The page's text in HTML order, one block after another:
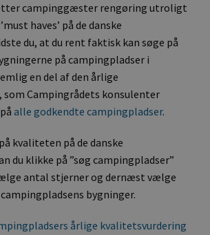
campinggæster rengøring utroligt
haves’ på de danske
du, at du rent faktisk kan søge på
på campingpladser i
en del af den årlige
, som Campingrådets konsulenter
alle godkendte campingpladser.
kvaliteten på de danske
du klikke på ”søg campingpladser”
antal stjerner og dernæst vælge
bygninger.
årlige kvalitetsvurdering